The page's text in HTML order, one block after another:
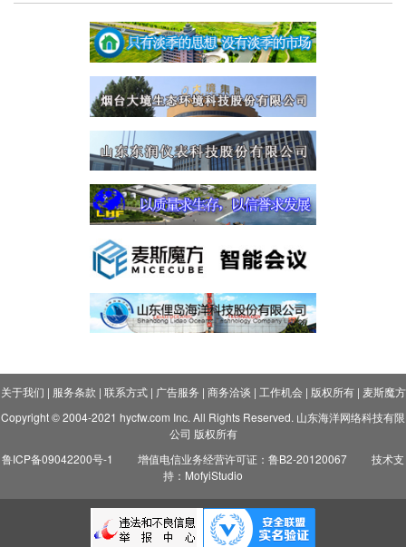
关于我们 | 服务条款 | 联系方式| 广告服务 | 商务洽谈 | 工作机会| 版权所有| 麦斯魔方
Copyright © 2004-2021 hycfw.com Inc. All Rights Reserved. 山东海洋网络科技有限
公司 版权所有
鲁ICP备09042200号-1
增值电信业务经营许可证：鲁B2-20120067
技术支
持：MofyiStudio